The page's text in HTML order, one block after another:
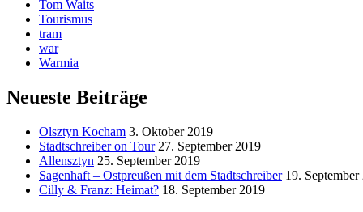
Tom Waits
Tourismus
tram
war
Warmia
Neueste Beiträge
Olsztyn Kocham 3. Oktober 2019
Stadtschreiber on Tour 27. September 2019
Allensztyn 25. September 2019
Sagenhaft – Ostpreußen mit dem Stadtschreiber 19. September
Cilly & Franz: Heimat? 18. September 2019